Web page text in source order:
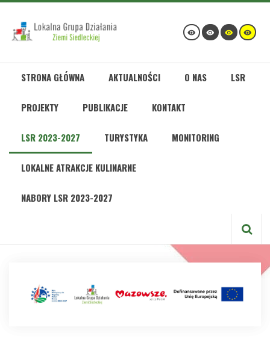
STRONA GŁÓWNA AKTUALNOŚCI O NAS LSR
PROJEKTY PUBLIKACJE KONTAKT
LSR 2023-2027 TURYSTYKA MONITORING
LOKALNE ATRAKCJE KULINARNE
NABORY LSR 2023-2027